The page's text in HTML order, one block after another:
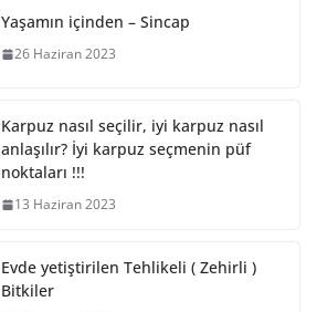
Yaşamın içinden – Sincap
26 Haziran 2023
Karpuz nasıl seçilir, iyi karpuz nasıl
anlaşılır? İyi karpuz seçmenin püf
noktaları !!!
13 Haziran 2023
Evde yetiştirilen Tehlikeli ( Zehirli )
Bitkiler